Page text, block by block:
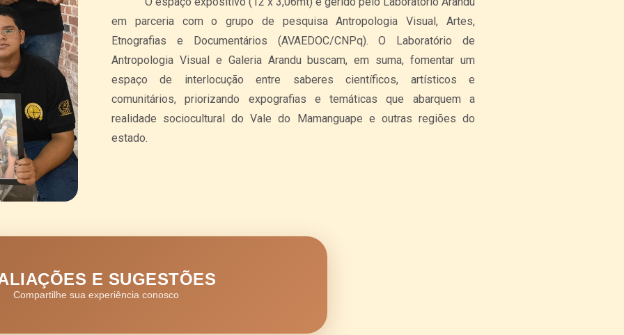
em parceria com o grupo de pesquisa Antropologia Visual, Artes,
Etnografias e Documentários (AVAEDOC/CNPq). O Laboratório de
Antropologia Visual e Galeria Arandu buscam, em suma, fomentar um
espaço de interlocução entre saberes científicos, artísticos e
comunitários, priorizando expografias e temáticas que abarquem a
realidade sociocultural do Vale do Mamanguape e outras regiões do
estado.
E SUGESTÕES
Compartilhe sua experiência conosco